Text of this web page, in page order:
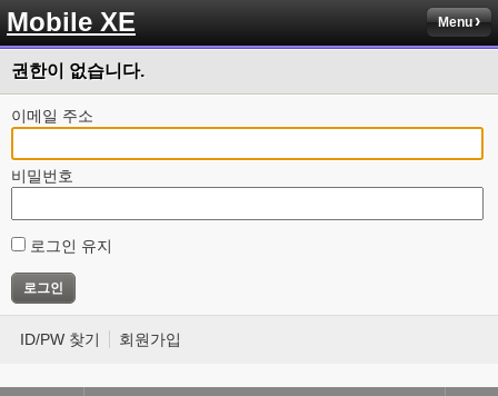
Mobile XE Menu
권한이 없습니다.
이메일 주소
비밀번호
로그인 유지
ID/PW 찾기 회원가입